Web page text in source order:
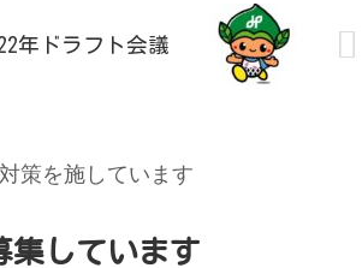
年ドラフト会議
策を施しています
集しています